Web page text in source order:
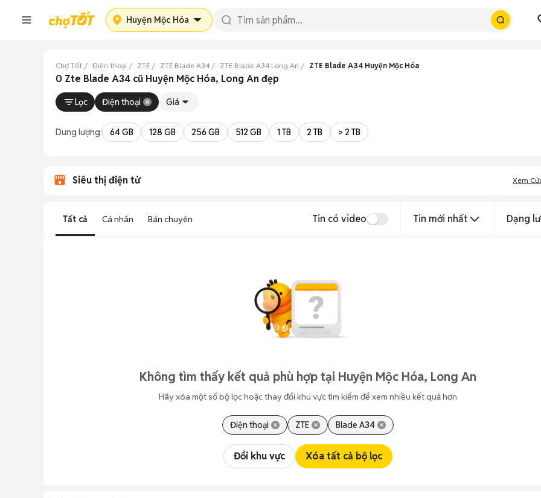
Huyện Mộc Hóa
Chợ Tốt Điện thoại ZTE ZTE Blade A34 ZTE Blade A34 Long An ZTE Blade A34 Huyện Mộc Hóa
0 Zte Blade A34 cũ Huyện Mộc Hóa, Long An đẹp
Lọc Điện thoại Giá
Dung lượng: 64 GB 128 GB 256 GB 512 GB 1 TB 2 TB > 2 TB
Siêu thị điện tử Xem
Tất cả Cá nhân Bán chuyên Tin có video Tin mới nhất Dạng
Không tìm thấy kết quả phù hợp tại Huyện Mộc Hóa, Long An
Hãy xóa một số bộ lọc hoặc thay đổi khu vực tìm kiếm để xem nhiều kết quả hơn
Điện thoại ZTE Blade A34
Đổi khu vực Xóa tất cả bộ lọc